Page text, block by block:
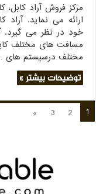
ارائه می نماید. آراد
مختلف درسیستم های
توضیحات بیشتر »
1
2
3
»